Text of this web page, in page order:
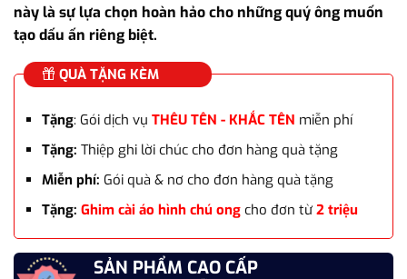
này là sự lựa chọn hoàn hảo cho những quý ông muốn
tạo dấu ấn riêng biệt.
QUÀ TẶNG KÈM
Tặng: Gói dịch vụ THÊU TÊN - KHẮC TÊN miễn phí
Tặng: Thiệp ghi lời chúc cho đơn hàng quà tặng
Miễn phí: Gói quà & nơ cho đơn hàng quà tặng
Tặng: Ghim cài áo hình chú ongcho đơn từ 2 triệu
SẢN PHẨM CAO CẤP